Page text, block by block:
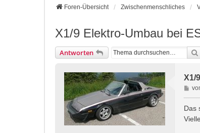
Foren-Übersicht Zwischenmenschliches
X1/9 Elektro-Umbau bei
Antworten
X1/
B
e
i
t
Das